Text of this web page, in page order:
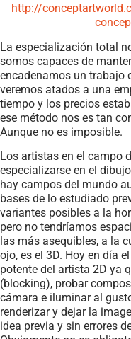
http://
La especialización total
somos capaces de
encadenamos un trabajo
veremos atados a una
tiempo y los precios
ese método nos es tan
Aunque no es imposible.
Los artistas en el campo
especializarse en el
hay campos del mundo
bases de lo estudiado
variantes posibles a la
pero no tendríamos
las más asequibles, a la
ojo, es el 3D. Hoy en día
potente del artista 2D ya
(blocking), probar
cámara e iluminar al
renderizar y dejar la
idea previa y sin errores